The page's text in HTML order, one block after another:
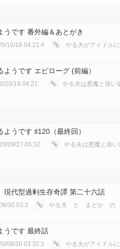
うです 番外編＆あとがき
10/18 04:21:4
やる夫がアイドルにな
うです エピローグ (前編）
10/18 04:21:
やる夫は悪魔と添い遂
うです ♯120（最終回）
09/27 05:32:
やる夫は悪魔と添い遂げ
型過剰生存奇譚 第二十六話
30 03:3
やる夫 と まどか の 現代型
うです 最終話
08/30 03:32:2
やる夫がアイドルにな